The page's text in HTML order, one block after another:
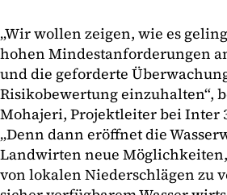
„Wir wollen zeigen, wie es
hohen Mindestanforderungen
und die geforderte
Risikobewertung einzuhalten“,
Mohajeri, Projektleiter bei Inter
„Denn dann eröffnet die
Landwirten neue
von lokalen Niederschlägen zu